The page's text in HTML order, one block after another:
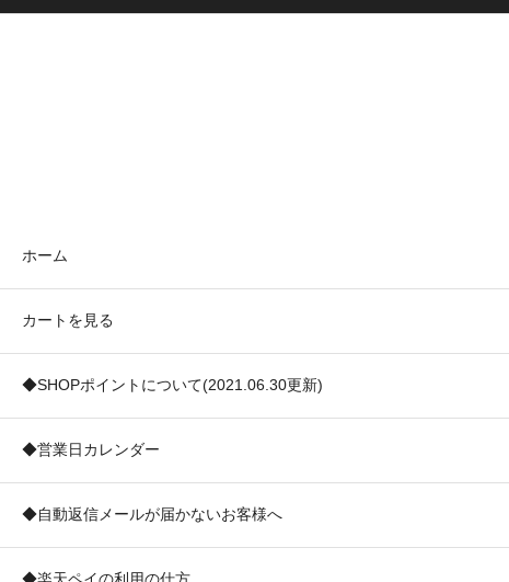
ホーム
カートを見る
◆SHOPポイントについて(2021.06.30更新)
◆営業日カレンダー
◆自動返信メールが届かないお客様へ